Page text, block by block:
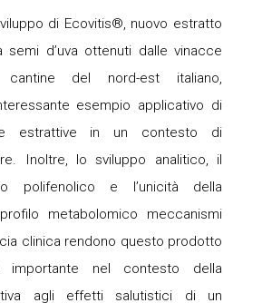
di Ecovitis®, nuovo estratto
semi d’uva ottenuti dalle vinacce
cantine del nord-est italiano,
esempio applicativo di
estrattive in un contesto di
Inoltre, lo sviluppo analitico, il
polifenolico e l’unicità della
metabolomico meccanismi
clinica rendono questo prodotto
importante nel contesto della
agli effetti salutistici di un